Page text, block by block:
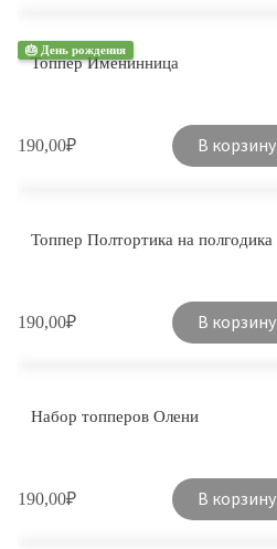
🎂 День рождения
Топпер Именинница
190,00₽ В корзину
Топпер Полтортика на полгодика
190,00₽ В корзину
Набор топперов Олени
190,00₽ В корзину